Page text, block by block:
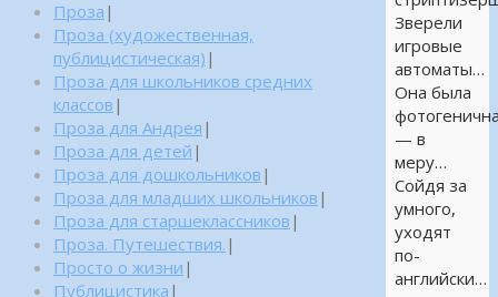
Зверели
игровые
автоматы…
Она была
— в
меру…
Сойдя за
умного,
уходят
по-
английски…
Проза |
Проза (художественная,
публицистическая) |
Проза для школьников средних
классов |
Проза для Андрея |
Проза для детей |
Проза для дошкольников |
Проза для младших школьников |
Проза для старшеклассников |
Проза. Путешествия. |
Просто о жизни |
Публицистика |